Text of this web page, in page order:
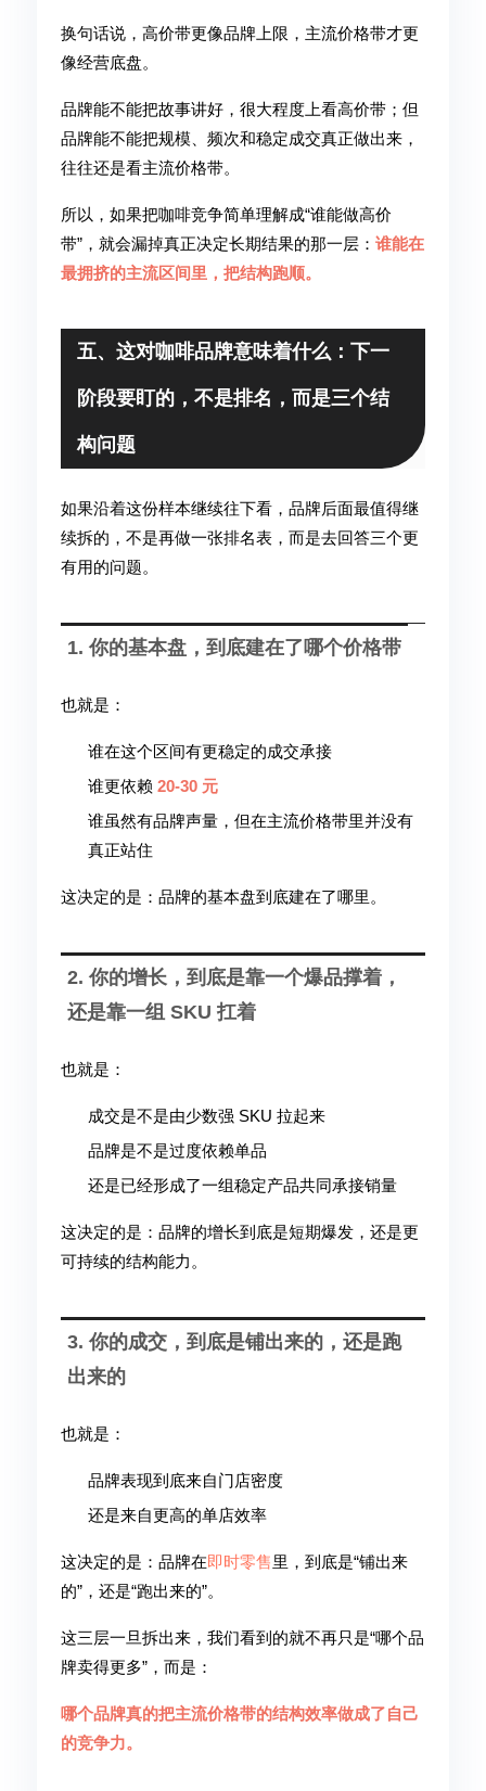
换句话说，高价带更像品牌上限，主流价格带才更
像经营底盘。
品牌能不能把故事讲好，很大程度上看高价带；但
品牌能不能把规模、频次和稳定成交真正做出来，
往往还是看主流价格带。
所以，如果把咖啡竞争简单理解成“谁能做高价
带”，就会漏掉真正决定长期结果的那一层： 谁能在
最拥挤的主流区间里，把结构跑顺。
五、这对咖啡品牌意味着什么：下一
阶段要盯的，不是排名，而是三个结
构问题
如果沿着这份样本继续往下看，品牌后面最值得继
续拆的，不是再做一张排名表，而是去回答三个更
有用的问题。
1. 你的基本盘，到底建在了哪个价格带
也就是：
谁在这个区间有更稳定的成交承接
谁更依赖 20-30 元
谁虽然有品牌声量，但在主流价格带里并没有
真正站住
这决定的是：品牌的基本盘到底建在了哪里。
2. 你的增长，到底是靠一个爆品撑着，
还是靠一组 SKU 扛着
也就是：
成交是不是由少数强 SKU 拉起来
品牌是不是过度依赖单品
还是已经形成了一组稳定产品共同承接销量
这决定的是：品牌的增长到底是短期爆发，还是更
可持续的结构能力。
3. 你的成交，到底是铺出来的，还是跑
出来的
也就是：
品牌表现到底来自门店密度
还是来自更高的单店效率
这决定的是：品牌在即时零售里，到底是“铺出来
的”，还是“跑出来的”。
这三层一旦拆出来，我们看到的就不再只是“哪个品
牌卖得更多”，而是：
哪个品牌真的把主流价格带的结构效率做成了自己
的竞争力。